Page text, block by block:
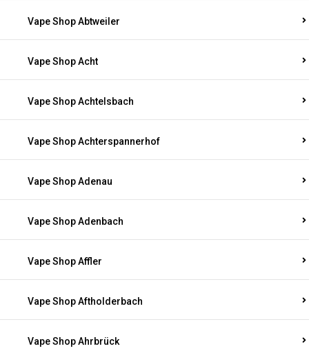
Vape Shop Abtweiler
Vape Shop Acht
Vape Shop Achtelsbach
Vape Shop Achterspannerhof
Vape Shop Adenau
Vape Shop Adenbach
Vape Shop Affler
Vape Shop Aftholderbach
Vape Shop Ahrbrück